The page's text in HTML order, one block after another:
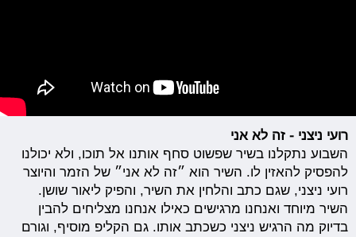
רועי ניצני - זה לא אני
השבוע נתקלנו בשיר שפשוט סחף אותנו אל תוכו, ולא יכולנו
להפסיק להאזין לו. השיר הוא ״זה לא אני״ של הזמר והיוצר
רועי ניצני, שגם כתב והלחין את השיר, והפיק ליאור שושן.
השיר מיוחד ואנחנו מרגישים כאילו אנחנו מצליחים להבין
בדיוק מה הרגיש ניצני כשכתב אותו. גם הקליפ מוסיף, וגורם